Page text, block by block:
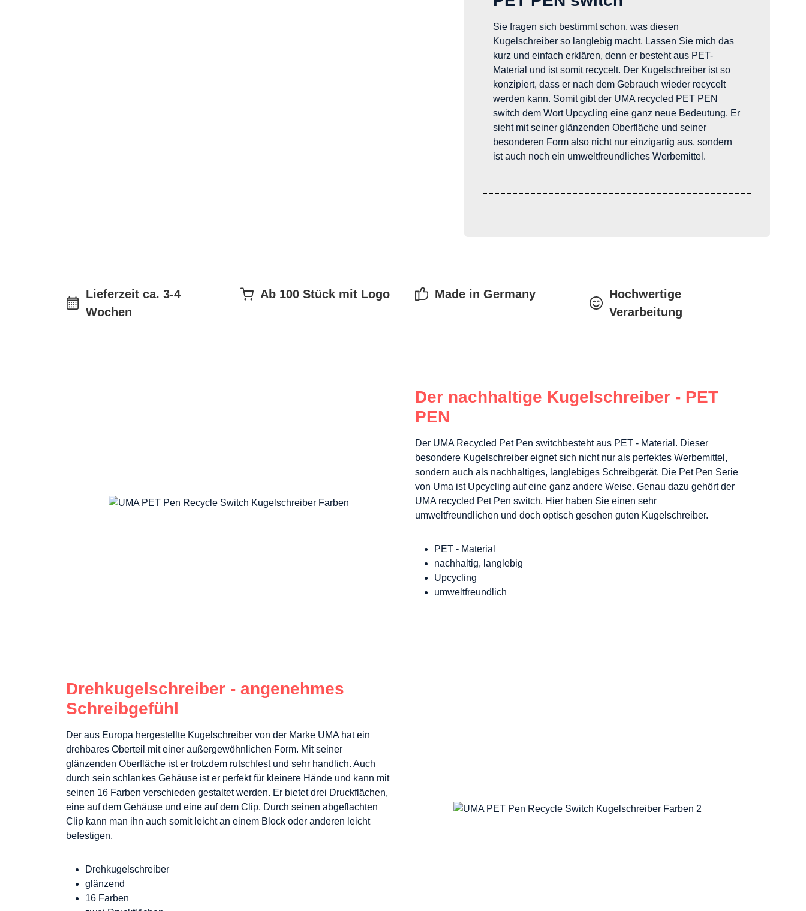
Sie fragen sich bestimmt schon, was diesen
Kugelschreiber so langlebig macht. Lassen Sie mich das
kurz und einfach erklären, denn er besteht aus PET-
Material und ist somit recycelt. Der Kugelschreiber ist so
konzipiert, dass er nach dem Gebrauch wieder recycelt
werden kann. Somit gibt der UMA recycled PET PEN
switch dem Wort Upcycling eine ganz neue Bedeutung. Er
sieht mit seiner glänzenden Oberfläche und seiner
besonderen Form also nicht nur einzigartig aus, sondern
ist auch noch ein umweltfreundliches Werbemittel.
Lieferzeit ca. 3-4
Wochen
Ab 100 Stück mit Logo Made in Germany
Hochwertige
Verarbeitung
Der nachhaltige Kugelschreiber - PET
PEN
Der UMA Recycled Pet Pen switchbesteht aus PET - Material. Dieser
besondere Kugelschreiber eignet sich nicht nur als perfektes Werbemittel,
sondern auch als nachhaltiges, langlebiges Schreibgerät. Die Pet Pen Serie
von Uma ist Upcycling auf eine ganz andere Weise. Genau dazu gehört der
UMA recycled Pet Pen switch. Hier haben Sie einen sehr
umweltfreundlichen und doch optisch gesehen guten Kugelschreiber.
PET - Material
nachhaltig, langlebig
Upcycling
umweltfreundlich
Drehkugelschreiber - angenehmes
Schreibgefühl
Der aus Europa hergestellte Kugelschreiber von der Marke UMA hat ein
drehbares Oberteil mit einer außergewöhnlichen Form. Mit seiner
glänzenden Oberfläche ist er trotzdem rutschfest und sehr handlich. Auch
durch sein schlankes Gehäuse ist er perfekt für kleinere Hände und kann mit
seinen 16 Farben verschieden gestaltet werden. Er bietet drei Druckflächen,
eine auf dem Gehäuse und eine auf dem Clip. Durch seinen abgeflachten
Clip kann man ihn auch somit leicht an einem Block oder anderen leicht
befestigen.
Drehkugelschreiber
glänzend
16 Farben